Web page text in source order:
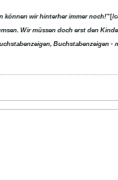
können wir hinterher immer noch!"[/
Wir müssen doch erst den
Buchstabenzeigen -